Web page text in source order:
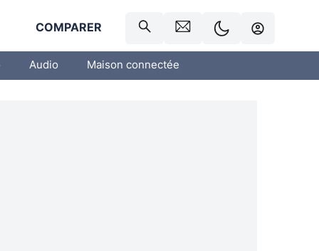
COMPARER
Audio Maison connectée